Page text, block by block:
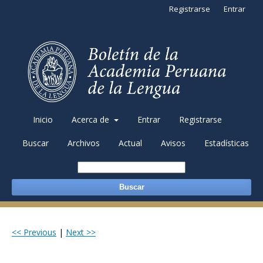
Inicio Acerca de Entrar Registrarse
Buscar Archivos Actual Avisos Estadísticas
Buscar
Registrarse Entrar
<< Previous | Next >>